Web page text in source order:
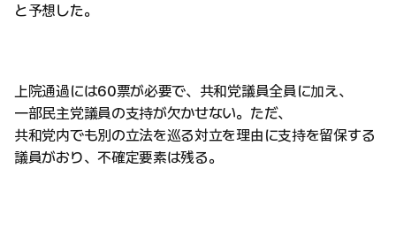
と予想した。
上院通過には60票が必要で、共和党議員全員に加え、
一部民主党議員の支持が欠かせない。ただ、
共和党内でも別の立法を巡る対立を理由に支持を留保する
議員がおり、不確定要素は残る。